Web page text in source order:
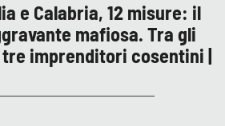
e Calabria, 12 misure: il
mafiosa. Tra gli
imprenditori cosentini |